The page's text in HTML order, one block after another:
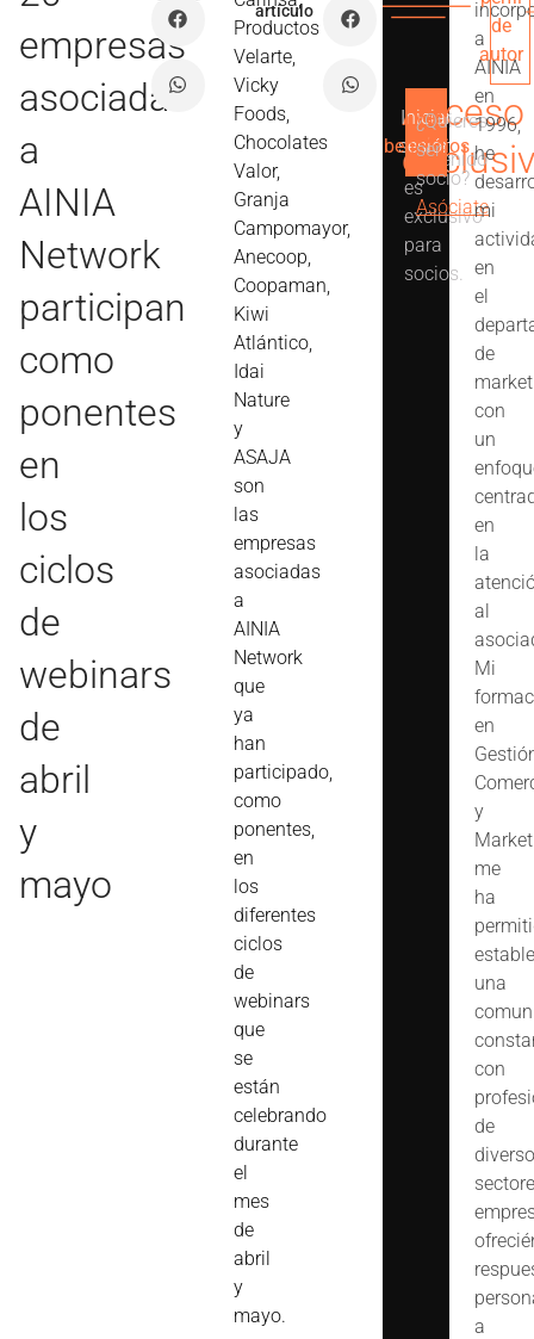
empresas
asociadas
a
AINIA
Network
participan
como
ponentes
en
los
ciclos
de
webinars
de
abril
y
mayo
Productos
Velarte,
Vicky
Foods,
Chocolates
Valor,
Granja
Campomayor,
Anecoop,
Coopaman,
Kiwi
Atlántico,
Idai
Nature
y
ASAJA
son
las
empresas
asociadas
a
AINIA
Network
que
ya
han
participado,
como
ponentes,
en
los
diferentes
ciclos
de
webinars
que
se
están
celebrando
durante
el
mes
de
abril
y
mayo.
artículo
Acceso
Este
contenido
es
exclusivo
para
socios.
Iniciar
sesión
Ver
beneficios
¿Quieres
ser
socio?
Asóciate
a
AINIA
en
1996,
he
mi
en
el
de
con
un
en
la
al
Mi
en
y
me
ha
una
con
de
a
de
autor